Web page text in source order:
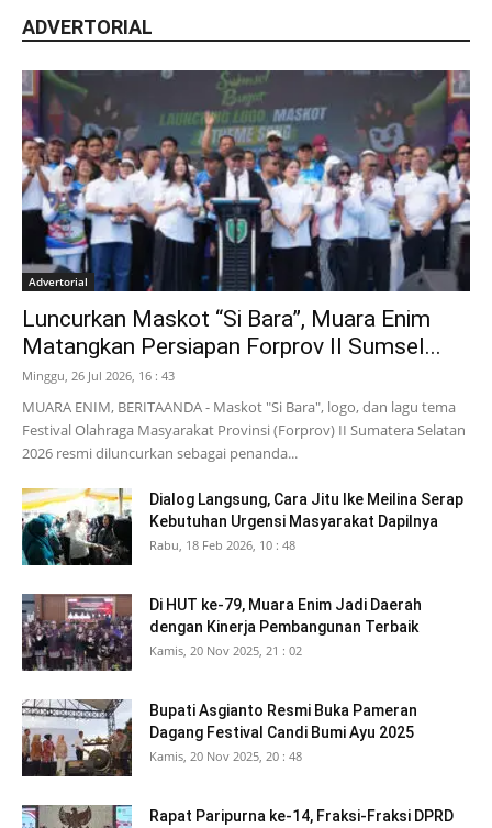
ADVERTORIAL
Advertorial
Luncurkan Maskot “Si Bara”, Muara Enim
Matangkan Persiapan Forprov II Sumsel...
Minggu, 26 Jul 2026, 16 : 43
MUARA ENIM, BERITAANDA - Maskot "Si Bara", logo, dan lagu tema
Festival Olahraga Masyarakat Provinsi (Forprov) II Sumatera Selatan
2026 resmi diluncurkan sebagai penanda...
Dialog Langsung, Cara Jitu Ike Meilina Serap
Kebutuhan Urgensi Masyarakat Dapilnya
Rabu, 18 Feb 2026, 10 : 48
Di HUT ke-79, Muara Enim Jadi Daerah
dengan Kinerja Pembangunan Terbaik
Kamis, 20 Nov 2025, 21 : 02
Bupati Asgianto Resmi Buka Pameran
Dagang Festival Candi Bumi Ayu 2025
Kamis, 20 Nov 2025, 20 : 48
Rapat Paripurna ke-14, Fraksi-Fraksi DPRD